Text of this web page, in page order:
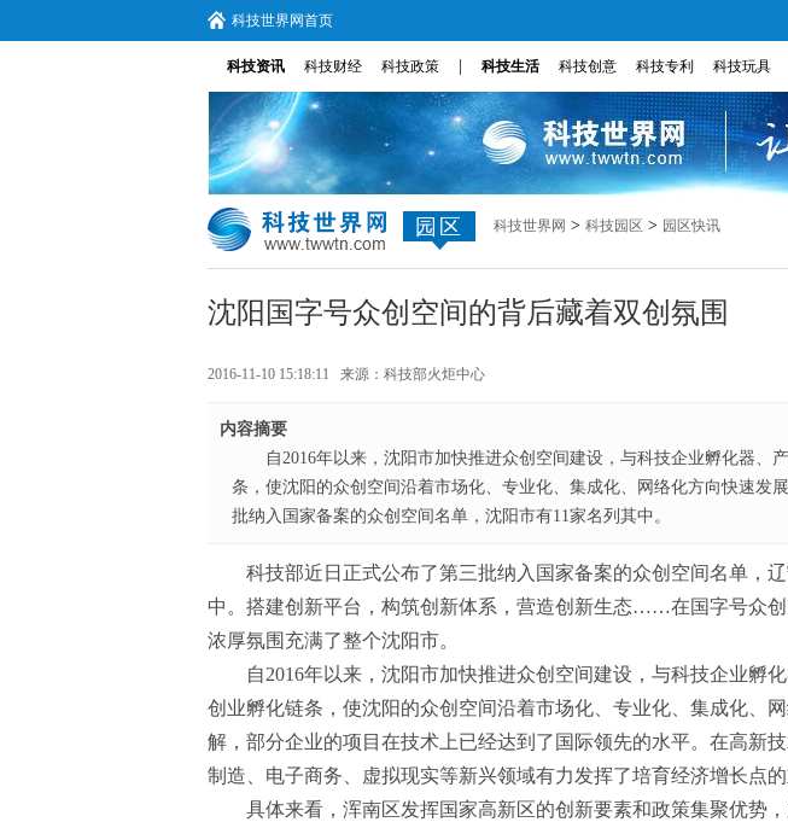
科技世界网首页
科技资讯 科技财经 科技政策 科技生活 科技创意 科技专利 科技玩具
园区 科技世界网 > 科技园区 > 园区快讯
沈阳国字号众创空间的背后藏着双创氛围
2016-11-10 15:18:11 来源： 科技部火炬中心
内容摘要
自2016年以来，沈阳市加快推进众创空间建设，与科技企业孵化器、
条，使沈阳的众创空间沿着市场化、专业化、集成化、网络化方向快速发
批纳入国家备案的众创空间名单，沈阳市有11家名列其中。
科技部近日正式公布了第三批纳入国家备案的众创空间名单，
中。搭建创新平台，构筑创新体系，营造创新生态……在国字号众
浓厚氛围充满了整个沈阳市。
自2016年以来，沈阳市加快推进众创空间建设，与科技企业孵
创业孵化链条，使沈阳的众创空间沿着市场化、专业化、集成化、
解，部分企业的项目在技术上已经达到了国际领先的水平。在高新
制造、电子商务、虚拟现实等新兴领域有力发挥了培育经济增长点的
具体来看，浑南区发挥国家高新区的创新要素和政策集聚优势